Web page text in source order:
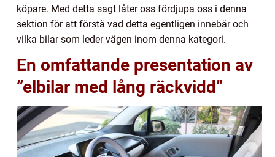
köpare. Med detta sagt låter oss fördjupa oss i denna
sektion för att förstå vad detta egentligen innebär och
vilka bilar som leder vägen inom denna kategori.
En omfattande presentation av
”elbilar med lång räckvidd”